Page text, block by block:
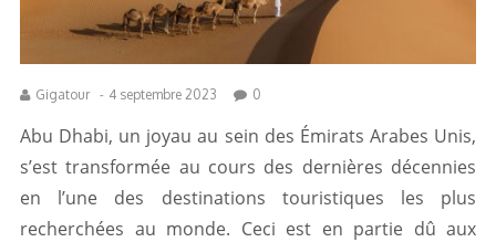
Gigatour - 4 septembre 2023 0
Abu Dhabi, un joyau au sein des Émirats Arabes Unis,
s’est transformée au cours des dernières décennies
en l’une des destinations touristiques les plus
recherchées au monde. Ceci est en partie dû aux